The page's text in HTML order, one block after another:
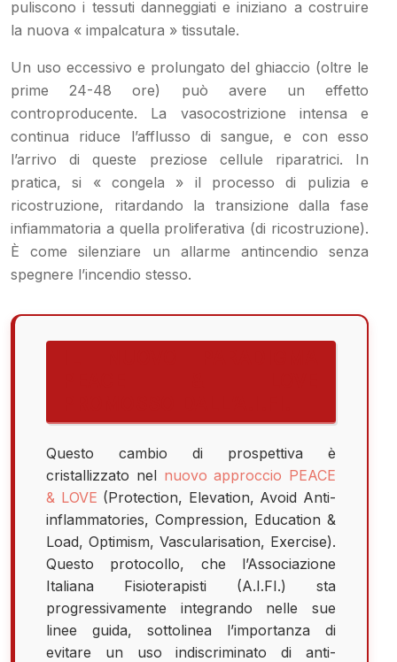
puliscono i tessuti danneggiati e iniziano a costruire
la nuova « impalcatura » tissutale.
Un uso eccessivo e prolungato del ghiaccio (oltre le
prime 24-48 ore) può avere un effetto
controproducente. La vasocostrizione intensa e
continua riduce l’afflusso di sangue, e con esso
l’arrivo di queste preziose cellule riparatrici. In
pratica, si « congela » il processo di pulizia e
ricostruzione, ritardando la transizione dalla fase
infiammatoria a quella proliferativa (di ricostruzione).
È come silenziare un allarme antincendio senza
spegnere l’incendio stesso.
Questo cambio di prospettiva è
cristallizzato nel nuovo approccio PEACE
& LOVE (Protection, Elevation, Avoid Anti-
inflammatories, Compression, Education &
Load, Optimism, Vascularisation, Exercise).
Questo protocollo, che l’Associazione
Italiana Fisioterapisti (A.I.FI.) sta
progressivamente integrando nelle sue
linee guida, sottolinea l’importanza di
evitare un uso indiscriminato di anti-